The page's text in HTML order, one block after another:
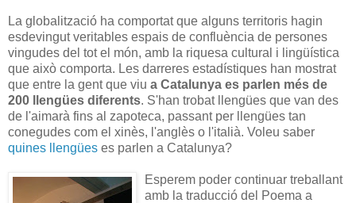
La globalització ha comportat que alguns territoris hagin
esdevingut veritables espais de confluència de persones
vingudes del tot el món, amb la riquesa cultural i lingüística
que això comporta. Les darreres estadístiques han mostrat
que entre la gent que viu a Catalunya es parlen més de
200 llengües diferents. S'han trobat llengües que van des
de l'aimarà fins al zapoteca, passant per llengües tan
conegudes com el xinès, l'anglès o l'italià. Voleu saber
quines llengües es parlen a Catalunya?
Esperem poder continuar treballant
amb la traducció del Poema a